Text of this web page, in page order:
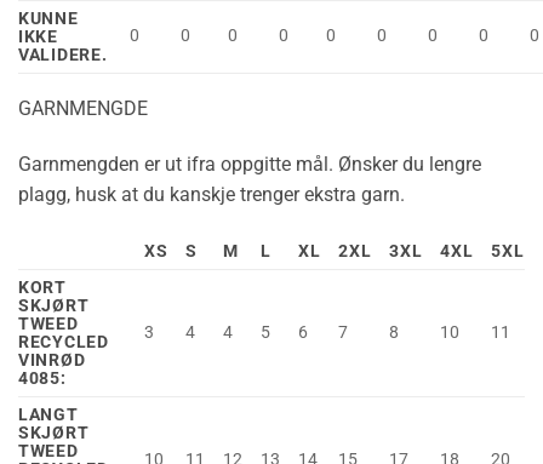
KUNNE
IKKE
VALIDERE.
0 0 0 0 0 0 0 0 0
GARNMENGDE
Garnmengden er ut ifra oppgitte mål. Ønsker du lengre
plagg, husk at du kanskje trenger ekstra garn.
XS S M L XL 2XL 3XL 4XL
5XL
KORT
SKJØRT
TWEED
RECYCLED
VINRØD
4085:
3 4 4 5 6 7 8 10 11
LANGT
SKJØRT
TWEED